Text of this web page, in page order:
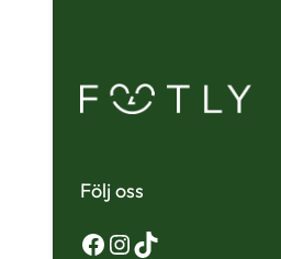
Följ oss
Facebook
Instagram
TikTok